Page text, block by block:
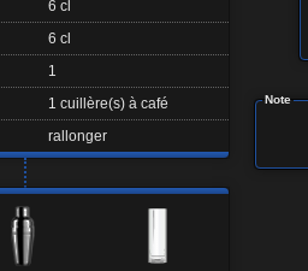
6 cl
6 cl
1
1 cuillère(s) à café
rallonger
Note